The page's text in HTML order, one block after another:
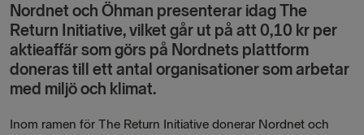
Nordnet och Öhman presenterar idag The
Return Initiative, vilket går ut på att 0,10 kr per
aktieaffär som görs på Nordnets plattform
doneras till ett antal organisationer som arbetar
med miljö och klimat.
Inom ramen för The Return Initiative donerar Nordnet och